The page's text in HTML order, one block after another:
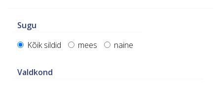
Sugu
Kõik sildid
mees naine
Valdkond